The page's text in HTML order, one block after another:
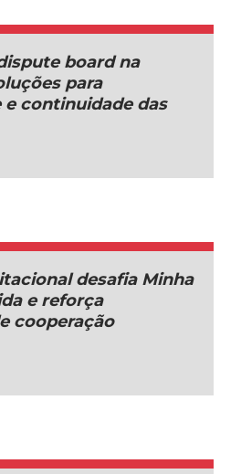
board na
para
continuidade das
desafia Minha
e reforça
cooperação